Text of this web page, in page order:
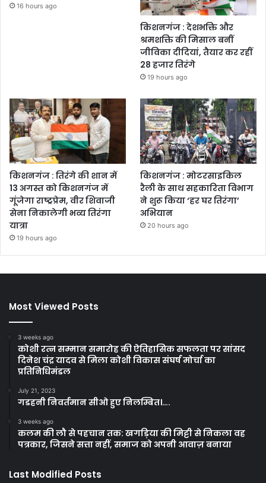
16 hours ago
किशनगंज : देशभक्ति और
श्रमशक्ति की मिसाल बनीं
जीविका दीदियां, तैयार कर रहीं
28 हजार तिरंगे
19 hours ago
किशनगंज : तिरंगे की शान में
13 अगस्त को किशनगंज में
गूंजेगा राष्ट्रप्रेम, वीर शिवाजी
सेना निकालेगी भव्य तिरंगा
यात्रा
19 hours ago
किशनगंज : मोटरसाइकिल
रैली के साथ सहकारिता विभाग
ने शुरू किया ‘हर घर तिरंगा’
अभियान
20 hours ago
Most Viewed Posts
3 weeks ago
कोशी रत्न सम्मान समारोह की ऐतिहासिक सफलता पर सांसद
दिनेश चंद्र यादव से मिला कोशी विकास संघर्ष मोर्चा का
प्रतिनिधिमंडल
July 21, 2023
गडहनी निवर्तमान सीओ हुए निलम्बित।….
3 weeks ago
कलम की लौ से पहचान तक: खगड़िया की मिट्टी से निकला वह
पत्रकार, जिसने सत्ता नहीं, समाज को अपनी आवाज़ बनाया
Last Modified Posts